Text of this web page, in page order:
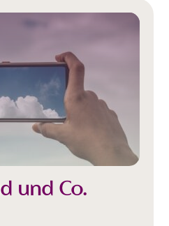
und Co.